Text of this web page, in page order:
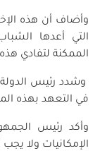
وأضاف أن هذه
التي أعدها
الممكنة لتفادي
وشدد رئيس الدولة
في التعهد بهذه
وأكد رئيس
الإمكانيات ولا